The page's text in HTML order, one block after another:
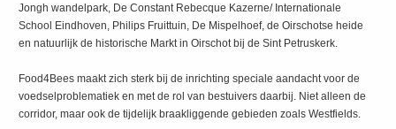
Jongh wandelpark, De Constant Rebecque Kazerne/ Internationale
School Eindhoven, Philips Fruittuin, De Mispelhoef, de Oirschotse heide
en natuurlijk de historische Markt in Oirschot bij de Sint Petruskerk.
Food4Bees maakt zich sterk bij de inrichting speciale aandacht voor de
voedselproblematiek en met de rol van bestuivers daarbij. Niet alleen de
corridor, maar ook de tijdelijk braakliggende gebieden zoals Westfields.